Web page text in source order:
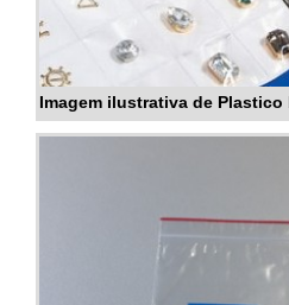
Imagem ilustrativa de Plastico